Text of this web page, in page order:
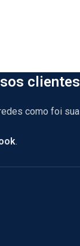
clientes
como foi sua
.